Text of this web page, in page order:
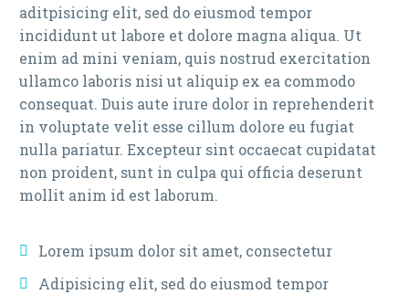
aditpisicing elit, sed do eiusmod tempor
incididunt ut labore et dolore magna aliqua. Ut
enim ad mini veniam, quis nostrud exercitation
ullamco laboris nisi ut aliquip ex ea commodo
consequat. Duis aute irure dolor in reprehenderit
in voluptate velit esse cillum dolore eu fugiat
nulla pariatur. Excepteur sint occaecat cupidatat
non proident, sunt in culpa qui officia deserunt
mollit anim id est laborum.
Lorem ipsum dolor sit amet, consectetur
Adipisicing elit, sed do eiusmod tempor